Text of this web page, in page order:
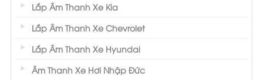
mát cho xe, tăng độ bền nội thất, giảm tải
cho điều hòa
- Bảo vệ sức khỏe: cản tới 99.9% tia cực tím,
Lắp Âm Thanh Xe Kia
Lắp Âm Thanh Xe Chevrolet
Lắp Âm Thanh Xe Hyundai
Âm Thanh Xe Hơi Nhập Đức